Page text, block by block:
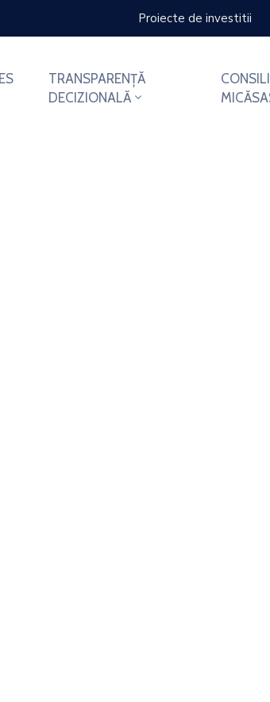
Proiecte de investitii
TRANSPARENȚĂ
DECIZIONALĂ